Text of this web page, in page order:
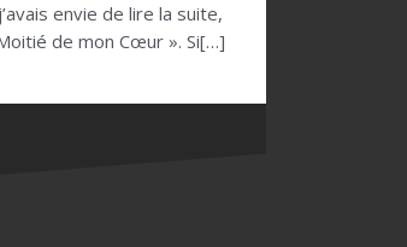
envie de lire la suite,
de mon Cœur ». Si[…]